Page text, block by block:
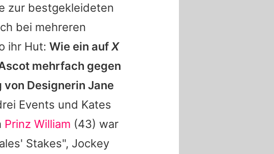
zur bestgekleideten
bei mehreren
ihr Hut: Wie ein aufX
mehrfach gegen
Designerin Jane
Events und Kates
Prinz William (43) war
Stakes", Jockey